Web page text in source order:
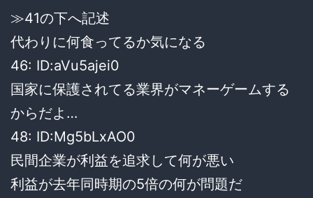
≫41の下へ記述
代わりに何食ってるか気になる
46: ID:aVu5ajei0
国家に保護されてる業界がマネーゲームする
からだよ…
48: ID:Mg5bLxAO0
民間企業が利益を追求して何が悪い
利益が去年同時期の5倍の何が問題だ